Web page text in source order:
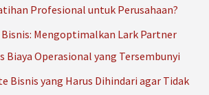
Profesional untuk Perusahaan?
Mengoptimalkan Lark Partner
Biaya Operasional yang Tersembunyi
Bisnis yang Harus Dihindari agar Tidak